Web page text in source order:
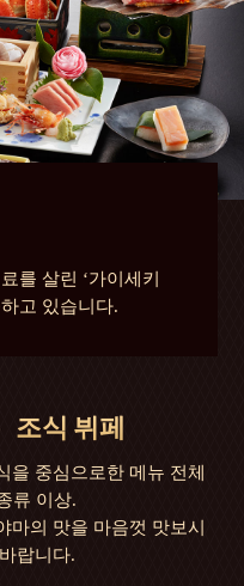
를 살린 ‘가이세키
고 있습니다.
조식 뷔페
을 중심으로한 메뉴 전체
류 이상.
마의 맛을 마음껏 맛보시
랍니다.